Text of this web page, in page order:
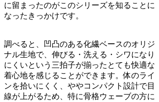
に留まったのがこのシリーズを知ることに
なったきっかけです。
調べると、凹凸のある化繊ベースのオリジ
ナル生地で、伸びる・洗える・シワになり
にくいという三拍子が揃ったとても快適な
着心地を感じることができます。体のライ
ンを拾いにくく、ややコンパクト設計で目
線が上がるため、特に骨格ウェーブの方に